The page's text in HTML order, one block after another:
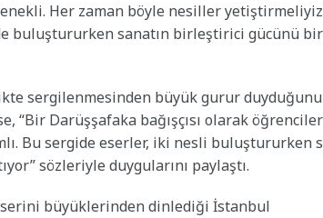
Her zaman böyle nesiller
buluştururken sanatın birleştirici gücünü
sergilenmesinden büyük gurur
“Bir Darüşşafaka bağışçısı olarak
Bu sergide eserler, iki nesli buluştururken
sözleriyle duygularını paylaştı.
büyüklerinden dinlediği İstanbul